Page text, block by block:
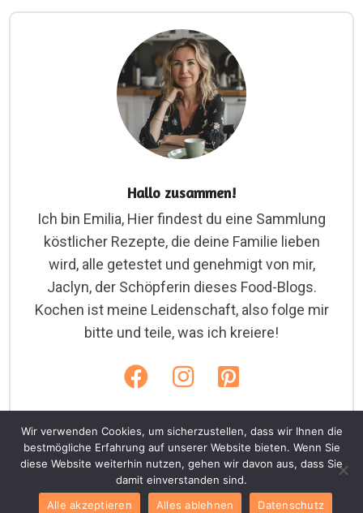
Hallo zusammen!
Ich bin Emilia, Hier findest du eine Sammlung
köstlicher Rezepte, die deine Familie lieben
wird, alle getestet und genehmigt von mir,
Jaclyn, der Schöpferin dieses Food-Blogs.
Kochen ist meine Leidenschaft, also folge mir
bitte und teile, was ich kreiere!
Copyright © 2026. Emiliarezepte.com
Home Cookies Datenschutz AGB
Wir verwenden Cookies, um sicherzustellen, dass wir Ihnen die
bestmögliche Erfahrung auf unserer Website bieten. Wenn Sie
diese Website weiterhin nutzen, gehen wir davon aus, dass Sie
damit einverstanden sind.
Alle akzeptieren
Alles ablehnen Datenschutz